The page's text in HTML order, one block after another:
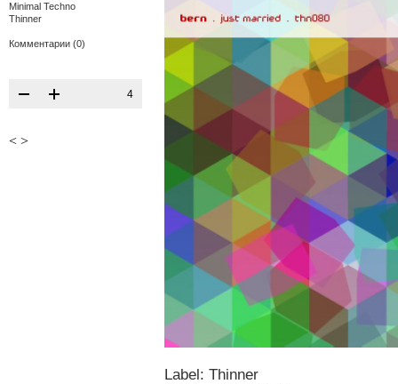
Minimal Techno
Thinner
Комментарии (0)
4
< >
Label: Thinner